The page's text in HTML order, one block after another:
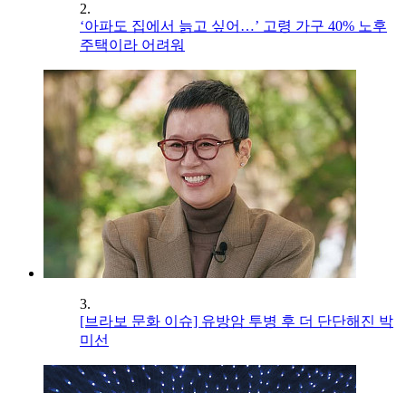
2.
‘아파도 집에서 늙고 싶어…’ 고령 가구 40% 노후
주택이라 어려워
3.
[브라보 문화 이슈] 유방암 투병 후 더 단단해진 박
미선